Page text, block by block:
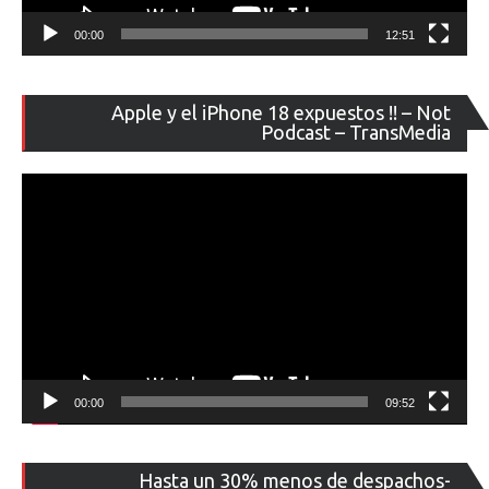
00:00 12:51
Apple y el iPhone 18 expuestos !! – Not
Podcast – TransMedia
de
00:00 09:52
Hasta un 30% menos de despachos-